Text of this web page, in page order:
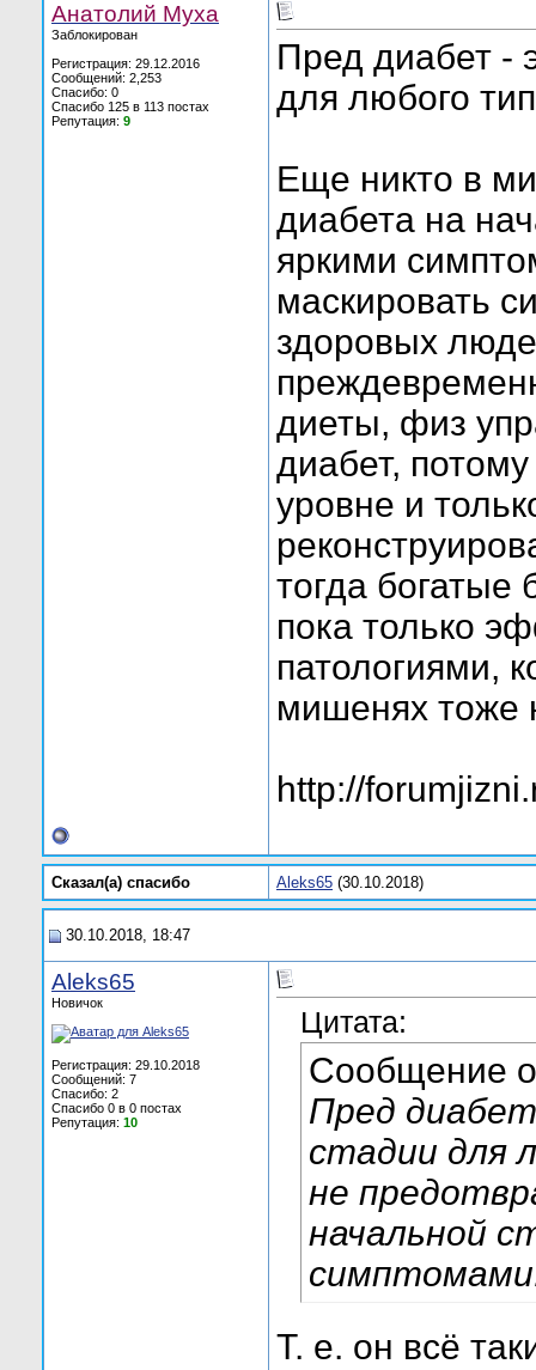
Анатолий Муха
Заблокирован
Регистрация: 29.12.2016
Сообщений: 2,253
Спасибо: 0
Спасибо 125 в 113 постах
Репутация: 9
Пред диабет -
для любого
Еще никто в
диабета на
яркими
маскировать
здоровых
диеты, физ
диабет,
уровне и
тогда богатые
пока только
патологиями,
мишенях тоже
http://
Сказал(а) cпасибо Aleks65 (30.10.2018)
30.10.2018, 18:47
Aleks65
Новичок
Регистрация: 29.10.2018
Сообщений: 7
Спасибо: 2
Спасибо 0 в 0 постах
Репутация: 10
Цитата:
Сообщение
Пред
стадии для
не
начальной
Т. е. он всё